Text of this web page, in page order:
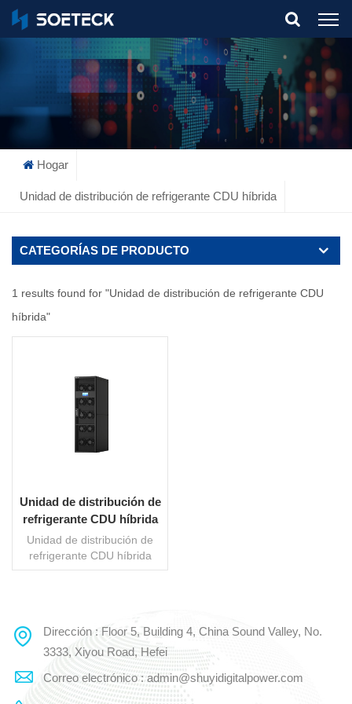
What Are You Looking For?
Hogar
Unidad de distribución de refrigerante CDU híbrida
CATEGORÍAS DE PRODUCTO
1 results found for "Unidad de distribución de refrigerante CDU
híbrida"
Unidad de distribución de
refrigerante CDU híbrida
para centros de datos
Unidad de distribución de
refrigerante CDU híbrida
para centros de datos es
híbridos (refrigeración por
aire dominante con
compatibilidad con
refrigeración líquida) y
centros de datos de
LEE MAS
Dirección : Floor 5, Building 4, China Sound Valley, No.
3333, Xiyou Road, Hefei
Correo electrónico : admin@shuyidigitalpower.com